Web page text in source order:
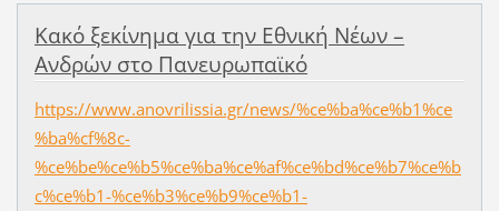
Κακό ξεκίνημα για την Εθνική Νέων –
Ανδρών στο Πανευρωπαϊκό
https://www.anovrilissia.gr/news/%ce%ba%ce%b1%ce
%ba%cf%8c-
%ce%be%ce%b5%ce%ba%ce%af%ce%bd%ce%b7%ce%b
c%ce%b1-%ce%b3%ce%b9%ce%b1-